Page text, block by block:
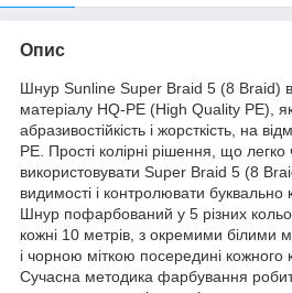
Опис
Шнур Sunline Super Braid 5 (8 Braid)
матеріалу HQ-PE (High Quality PE),
абразивостійкість і жорсткість, на
PE. Прості колірні рішення, що
використовувати Super Braid 5 (8
видимості і контролювати
Шнур пофарбований у 5 різних
кожні 10 метрів, з окремими білими
і чорною міткою посередині кожного
Сучасна методика фарбування